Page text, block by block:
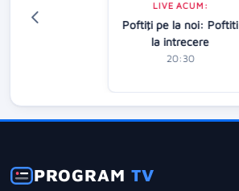
LIVE ACUM:
Poftiţi pe la noi: Poftiti
la intrecere
20:30
PROGRAMTV